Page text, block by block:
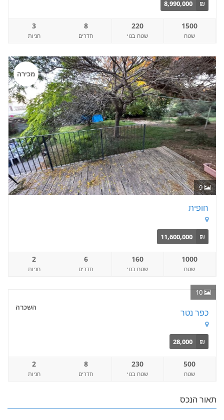
₪
8,990,000
1500
שטח
220
שטח בנוי
8
חדרים
3
חניות
9
מכירה
חופית
₪
11,600,000
1000
שטח
160
שטח בנוי
6
חדרים
2
חניות
10
השכרה
כפר נטר
₪
28,000
500
שטח
230
שטח בנוי
8
חדרים
2
חניות
תאור הנכס